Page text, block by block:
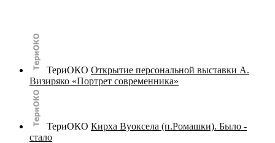
ТериОКО Открытие персональной выставки А.
Визиряко «Портрет современника»
ТериОКО Кирха Вуоксела (п.Ромашки). Было -
стало